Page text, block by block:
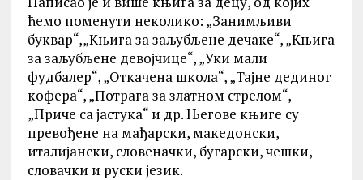
ћемо поменути неколико: „Занимљиви
буквар“,„Књига за заљубљене дечаке“, „Књига
за заљубљене девојчице“, „Уки мали
фудбалер“, „Откачена школа“, „Тајне дединог
кофера“, „Потрага за златном стрелом“,
„Приче са јастука“ и др. Његове књиге су
превођене на мађарски, македонски,
италијански, словеначки, бугарски, чешки,
словачки и руски језик.